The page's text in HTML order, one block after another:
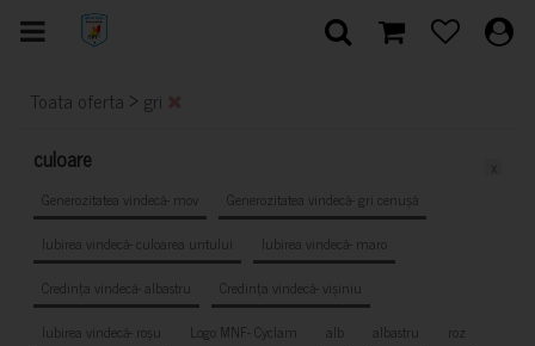
Toata oferta > gri
culoare
Generozitatea vindecă- mov
Generozitatea vindecă- gri cenușă
Iubirea vindecă- culoarea untului
Iubirea vindecă- maro
Credința vindecă- albastru
Credința vindecă- vișiniu
Iubirea vindecă- roșu
Logo MNF- Cyclam alb albastru
roz